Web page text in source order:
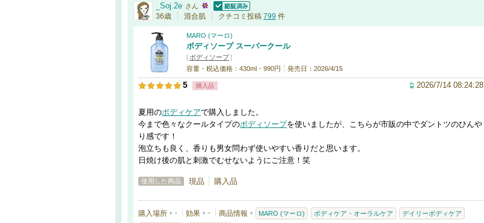
_Soj.2e さん
認証済
36歳 混合肌 クチコミ投稿 799 件
MARO (マーロ)
ボディソープ スーパークール
[ ボディソープ]
容量・税込価格：430ml・990円
発売日：2026/4/15
5 購入品 2026/7/14 08:24:28
夏用のボディケアで購入しました。
今まで色々なクールタイプのボディソープを使いましたが、こちらが市販の中でダントツのひんや
り感です！
泡立ちも良く、香りも男女問わず使いやすい香りだと思います。
日焼け後の肌と刺激でむせないようにご注意！笑
使用した商品 現品 購入品
購入場所 - 効果 - 商品情報 MARO (マーロ) ボディケア・オーラルケア デイリーボディケア